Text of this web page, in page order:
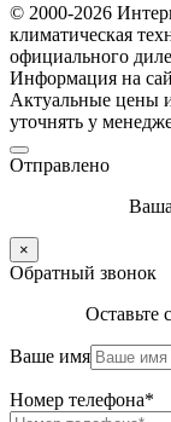
© 2000-2026
климатическая
официального
Информация на
Актуальные цены
уточнять у
Отправлено
×
Обратный звонок
Оставьте
Ваше имя
Номер телефона*